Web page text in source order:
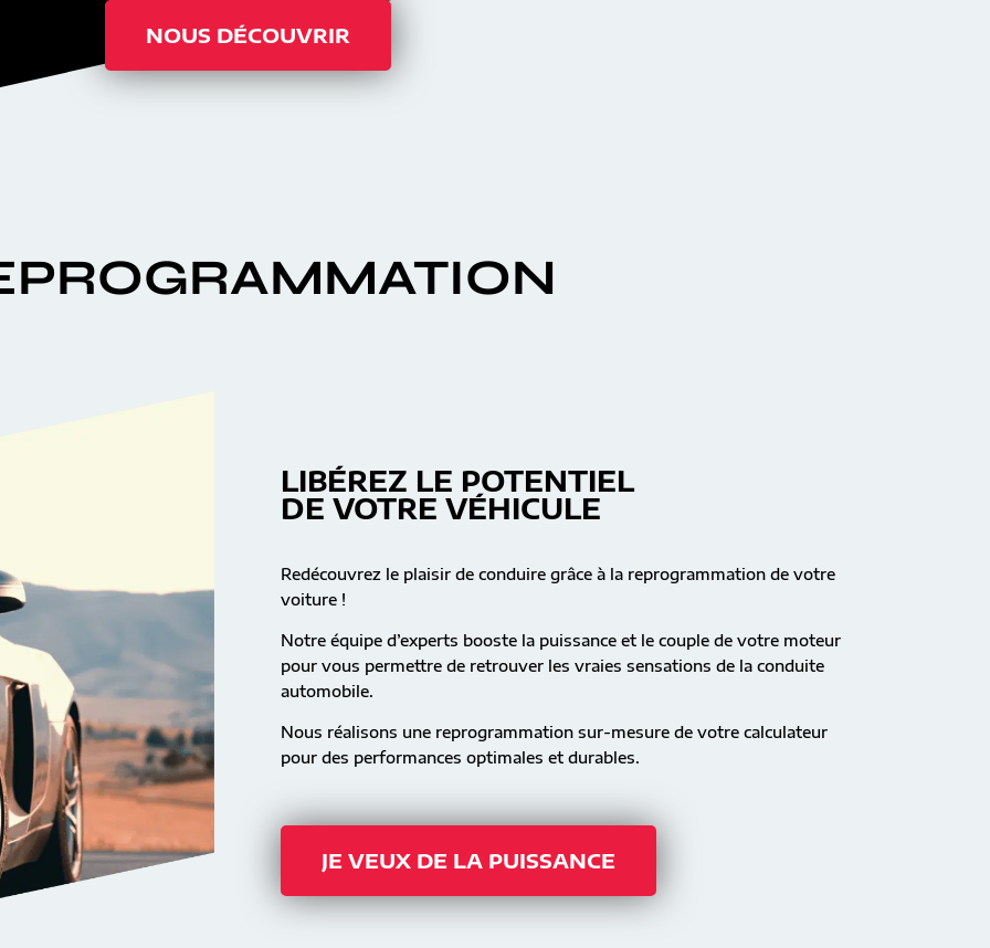
NOUS DÉCOUVRIR
LIBÉREZ LE POTENTIEL
DE VOTRE VÉHICULE
Redécouvrez le plaisir de conduire grâce à la reprogrammation de votre
voiture !
Notre équipe d’experts booste la puissance et le couple de votre moteur
pour vous permettre de retrouver les vraies sensations de la conduite
automobile.
Nous réalisons une reprogrammation sur-mesure de votre calculateur
pour des performances optimales et durables.
JE VEUX DE LA PUISSANCE